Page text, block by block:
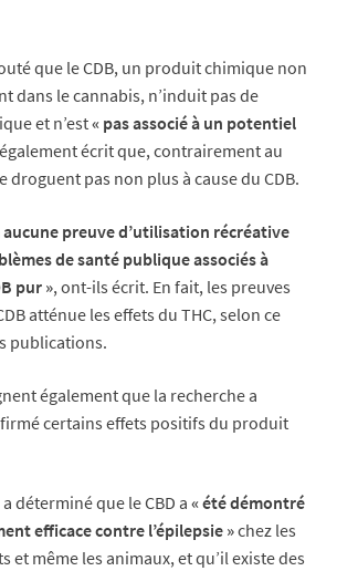
que le CDB, un produit chimique non
dans le cannabis, n’induit pas de
et n’est« pas associé à un potentiel
également écrit que, contrairement au
droguent pas non plus à cause du CDB.
aucune preuve d’utilisation récréative
de santé publique associés à
pur », ont-ils écrit. En fait, les preuves
atténue les effets du THC, selon ce
publications.
également que la recherche a
certains effets positifs du produit
a déterminé que le CBD a « été démontré
efficace contre l’épilepsie »chez les
et même les animaux, et qu’il existe des